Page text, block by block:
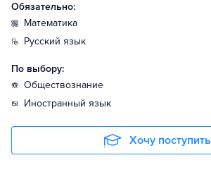
Обязательно:
математика
русский язык
По выбору:
обществознание
иностранный язык
Хочу поступить